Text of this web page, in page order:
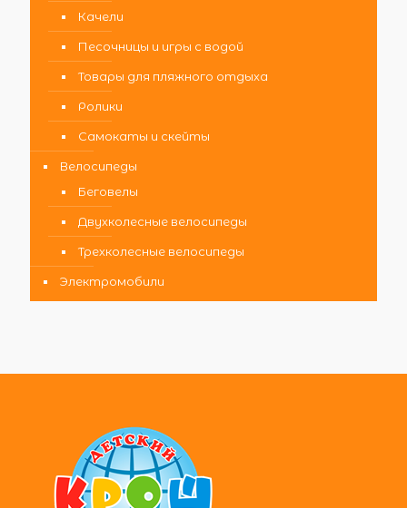
Качели
Песочницы и игры с водой
Товары для пляжного отдыха
Ролики
Самокаты и скейты
Велосипеды
Беговелы
Двухколесные велосипеды
Трехколесные велосипеды
Электромобили